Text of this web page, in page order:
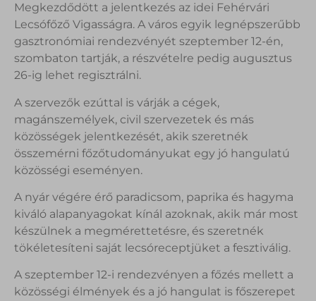
Megkezdődött a jelentkezés az idei Fehérvári
Lecsófőző Vigasságra. A város egyik legnépszerűbb
gasztronómiai rendezvényét szeptember 12-én,
szombaton tartják, a részvételre pedig augusztus
26-ig lehet regisztrálni.
A szervezők ezúttal is várják a cégek,
magánszemélyek, civil szervezetek és más
közösségek jelentkezését, akik szeretnék
összemérni főzőtudományukat egy jó hangulatú
közösségi eseményen.
A nyár végére érő paradicsom, paprika és hagyma
kiváló alapanyagokat kínál azoknak, akik már most
készülnek a megmérettetésre, és szeretnék
tökéletesíteni saját lecsóreceptjüket a fesztiválig.
A szeptember 12-i rendezvényen a főzés mellett a
közösségi élmények és a jó hangulat is főszerepet